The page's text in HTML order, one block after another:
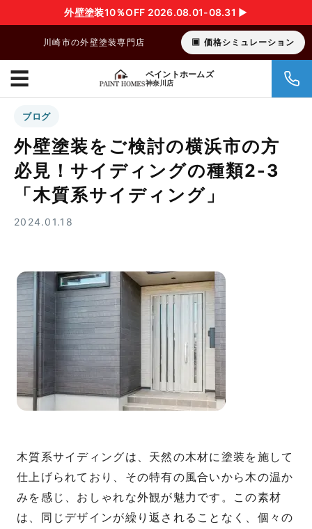
外壁塗装10％OFF 2026.08.01-08.31 ▶︎
川崎市の外壁塗装専門店 価格シミュレーション
ペイントホームズ
神奈川店
☰
ブログ
外壁塗装をご検討の横浜市の方
必見！サイディングの種類2-3
「木質系サイディング」
2024.01.18
木質系サイディングは、天然の木材に塗装を施して
仕上げられており、その特有の風合いから木の温か
みを感じ、おしゃれな外観が魅力です。この素材
は、同じデザインが繰り返されることなく、個々の